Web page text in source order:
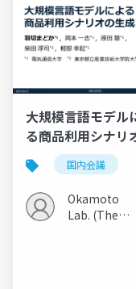
大規模言語モデル
る商品利用シナリ
生成と評価
国内会議
Okamoto
Lab. (The